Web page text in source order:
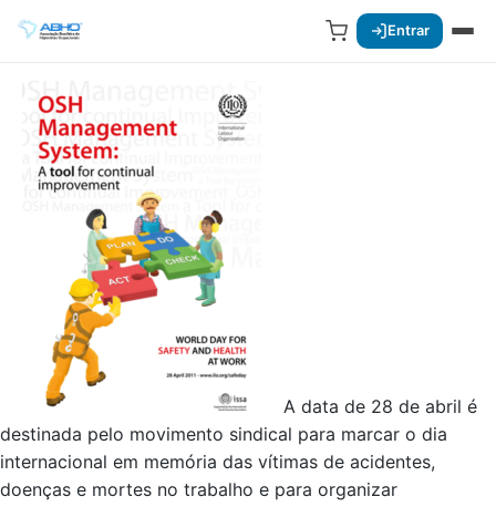
Entrar
A data de 28 de abril é
destinada pelo movimento sindical para marcar o dia
internacional em memória das vítimas de acidentes,
doenças e mortes no trabalho e para organizar